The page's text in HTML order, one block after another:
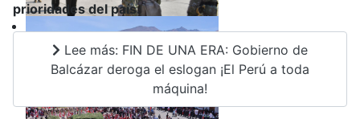
prioridades del país.
Lee más: FIN DE UNA ERA: Gobierno de
Balcázar deroga el eslogan ¡El Perú a toda
máquina!